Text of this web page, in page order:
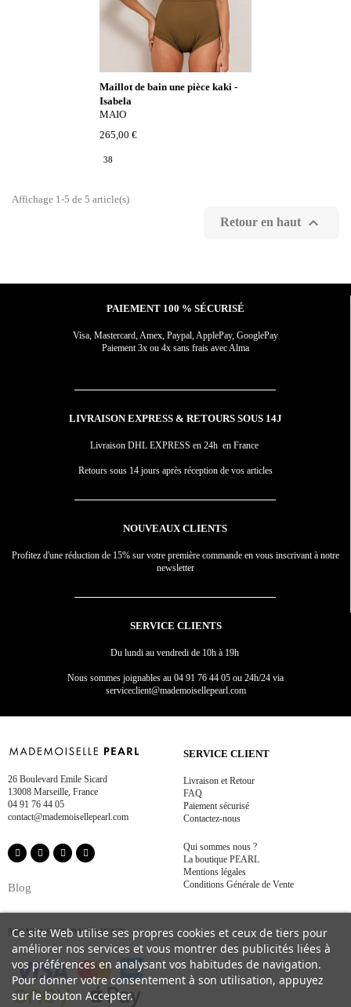
Maillot de bain une pièce kaki -
Isabela
MAIO
265,00 €
38
Affichage 1-5 de 5 article(s)
Retour en haut 
PAIEMENT 100 % SÉCURISÉ
Visa, Mastercard, Amex, Paypal, ApplePay, GooglePay
Paiement 3x ou 4x sans frais avec Alma
LIVRAISON EXPRESS & RETOURS SOUS 14J
Livraison DHL EXPRESS en 24h en France
Retours sous 14 jours après réception de vos articles
NOUVEAUX CLIENTS
Profitez d'une réduction de 15% sur votre première commande en vous inscrivant à notre
newsletter
SERVICE CLIENTS
Du lundi au vendredi de 10h à 19h
Nous sommes joignables au 04 91 76 44 05 ou 24h/24 via
serviceclient@mademoisellepearl.com
26 Boulevard Emile Sicard
13008 Marseille, France
04 91 76 44 05
contact@mademoisellepearl.com
Blog
SERVICE CLIENT
Livraison et Retour
FAQ
Paiement sécurisé
Contactez-nous
Qui sommes nous ?
La boutique PEARL
Mentions légales
Conditions Générale de Vente
MOYENS DE PAIEMENT
Ce site Web utilise ses propres cookies et ceux de tiers pour
améliorer nos services et vous montrer des publicités liées à
vos préférences en analysant vos habitudes de navigation.
Pour donner votre consentement à son utilisation, appuyez
sur le bouton Accepter.